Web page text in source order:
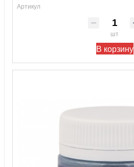
Артикул
шт
В корзину